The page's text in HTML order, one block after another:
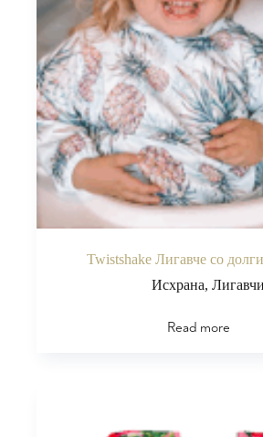
Twistshake Лигавче со
Исхрана,
Read more